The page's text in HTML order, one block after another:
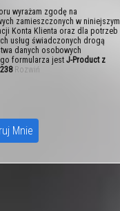
wyrażam zgodę na
zamieszczonych w niniejszym
Konta Klienta oraz dla potrzeb
usług świadczonych drogą
danych osobowych
formularza jestJ-Product z
Rozwiń
Mnie